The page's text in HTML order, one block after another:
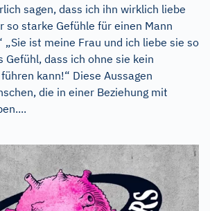
sagen, dass ich ihn wirklich liebe
so starke Gefühle für einen Mann
„Sie ist meine Frau und ich liebe sie so
Gefühl, dass ich ohne sie kein
kann!“ Diese Aussagen
die in einer Beziehung mit